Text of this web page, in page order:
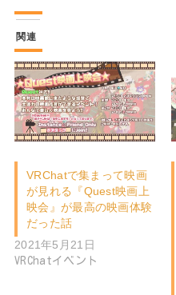
関連
VRChatで集まって映画
が見れる『Quest映画上
映会』が最高の映画体験
だった話
2021年5月21日
VRChatイベント